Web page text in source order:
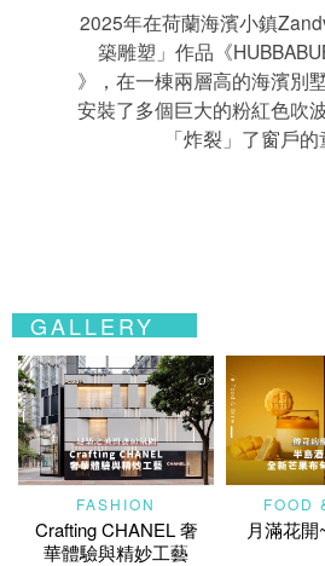
2025年在荷蘭海濱小鎮
築雕塑」作品《
》，在一棟兩層高的海濱別
安裝了多個巨大的粉紅色吹
「炸裂」了窗戶的
GALLERY
FASHION
Crafting CHANEL 奢
華體驗與精妙工藝
FOOD
月滿花